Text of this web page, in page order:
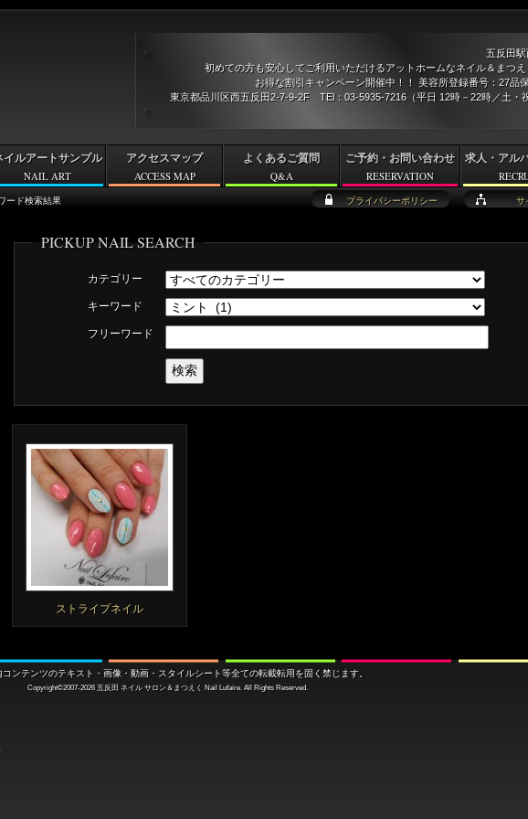
ード検索結果
PICKUP NAIL SEARCH
カテゴリー
キーワード
フリーワード
ストライプネイル
コンテンツのテキスト・画像・動画・スタイルシート等全ての転載転用を固く禁じます。
Copyright©2007-2026 五反田 ネイル サロン＆まつえく Nail Lufaire. All Rights Reserved.
プライバシーポリシー サ
五反田駅
初めての方も安心してご利用いただけるアットホームなネイル＆まつえ
お得な割引キャンペーン開催中！！ 美容所登録番号：27品
東京都品川区西五反田2-7-9-2F TEl：03-5935-7216（平日 12時－22時／土・
イルアートサンプル
NAIL ART
アクセスマップ
ACCESS MAP
よくあるご質問
Q&A
ご予約・お問い合わせ
RESERVATION
求人・アル